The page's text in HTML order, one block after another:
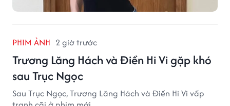
PHIM ẢNH 2 giờ trước
Trương Lăng Hách và Điền Hi Vi gặp khó
sau Trục Ngọc
Sau Trục Ngọc, Trương Lăng Hách và Điền Hi Vi vấp